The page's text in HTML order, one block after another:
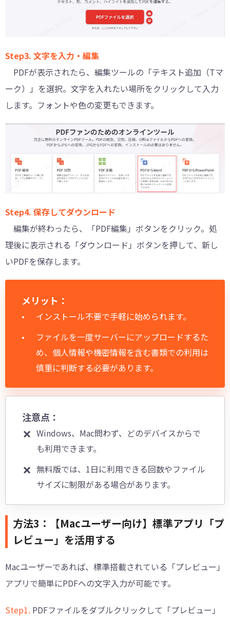
Step3. 文字を入力・編集
PDFが表示されたら、編集ツールの「テキスト追加（Tマ
ーク）」を選択。文字を入れたい場所をクリックして入力
します。フォントや色の変更もできます。
Step4. 保存してダウンロード
編集が終わったら、「PDF編集」ボタンをクリック。処
理後に表示される「ダウンロード」ボタンを押して、新し
いPDFを保存します。
メリット：
インストール不要で手軽に始められます。
ファイルを一度サーバーにアップロードするた
め、個人情報や機密情報を含む書類での利用は
慎重に判断する必要があります。
注意点：
Windows、Mac問わず、どのデバイスからで
も利用できます。
無料版では、1日に利用できる回数やファイル
サイズに制限がある場合があります。
方法3：【Macユーザー向け】標準アプリ「プ
レビュー」を活用する
Macユーザーであれば、標準搭載されている「プレビュー」
アプリで簡単にPDFへの文字入力が可能です。
Step1. PDFファイルをダブルクリックして「プレビュー」